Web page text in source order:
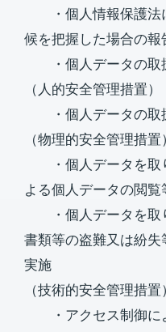
・個人情報保護
候を把握した場合の
・個人データの
（人的安全管理措置）
・個人データの
（物理的安全管理措置
・個人データを
よる個人データの閲
・個人データを
書類等の盗難又は紛
実施
（技術的安全管理措置
・アクセス制御